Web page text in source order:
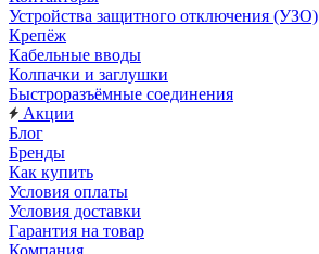
Устройства защитного отключения (УЗО)
Крепёж
Кабельные вводы
Колпачки и заглушки
Быстроразъёмные соединения
Акции
Блог
Бренды
Как купить
Условия оплаты
Условия доставки
Гарантия на товар
Компания